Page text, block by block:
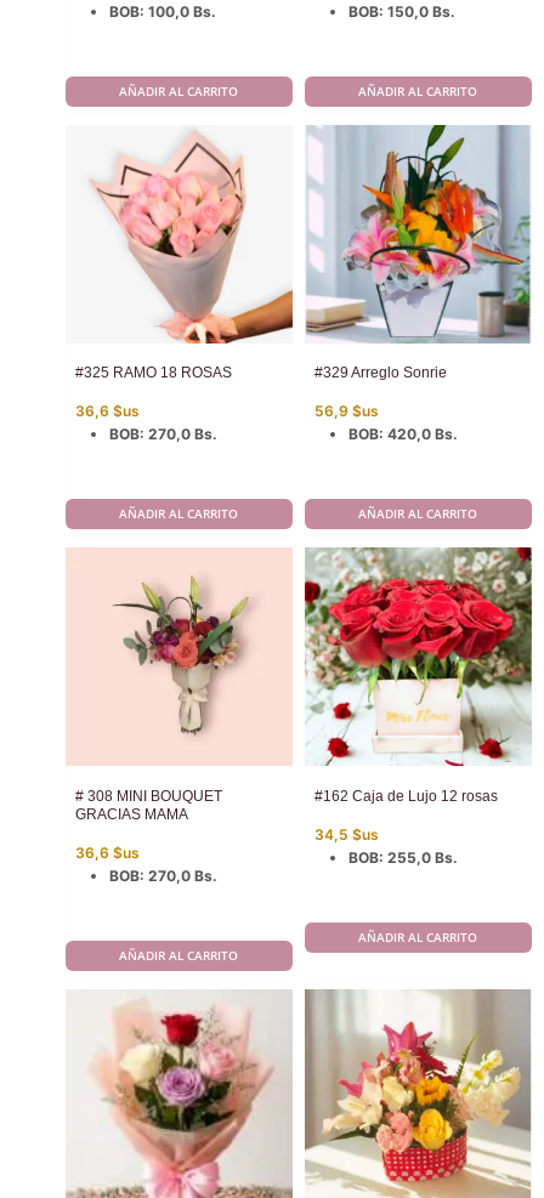
BOB: 100,0 Bs.
AÑADIR AL CARRITO
BOB: 150,0 Bs.
AÑADIR AL CARRITO
#325 RAMO 18 ROSAS
36,6 $us
BOB: 270,0 Bs.
AÑADIR AL CARRITO
#329 Arreglo Sonrie
56,9 $us
BOB: 420,0 Bs.
AÑADIR AL CARRITO
# 308 MINI BOUQUET
GRACIAS MAMA
36,6 $us
BOB: 270,0 Bs.
AÑADIR AL CARRITO
#162 Caja de Lujo 12 rosas
34,5 $us
BOB: 255,0 Bs.
AÑADIR AL CARRITO